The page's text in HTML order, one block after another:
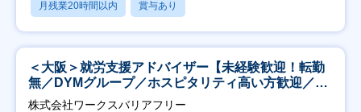
月残業20時間以内 賞与あり
＜大阪＞就労支援アドバイザー【未経験歓迎！転勤
無／DYMグループ／ホスピタリティ高い方歓迎／土
日祝】
株式会社ワークスバリアフリー